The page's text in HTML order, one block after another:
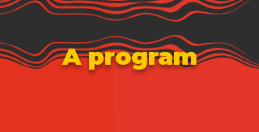
A program